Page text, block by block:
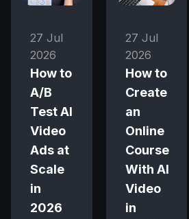
27 Jul
2026
How to
A/B
Test AI
Video
Ads at
Scale
in
2026
27 Jul
2026
How to
Create
an
Online
Course
With AI
Video
in